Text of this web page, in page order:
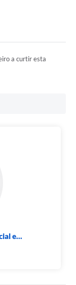
a curtir esta
e...